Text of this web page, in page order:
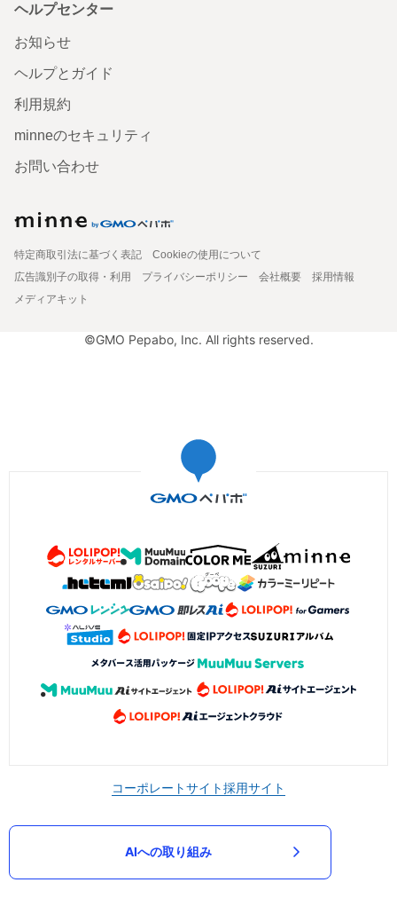
ヘルプセンター
お知らせ
ヘルプとガイド
利用規約
minneのセキュリティ
お問い合わせ
特定商取引法に基づく表記
Cookieの使用について
広告識別子の取得・利用
プライバシーポリシー 会社概要
採用情報
メディアキット
©GMO Pepabo, Inc. All rights reserved.
コーポレートサイト採用サイト
AIへの取り組み